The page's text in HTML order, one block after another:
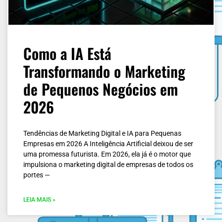
Como a IA Está
Transformando o Marketing
de Pequenos Negócios em
2026
Tendências de Marketing Digital e IA para Pequenas
Empresas em 2026 A Inteligência Artificial deixou de ser
uma promessa futurista. Em 2026, ela já é o motor que
impulsiona o marketing digital de empresas de todos os
portes —
LEIA MAIS »